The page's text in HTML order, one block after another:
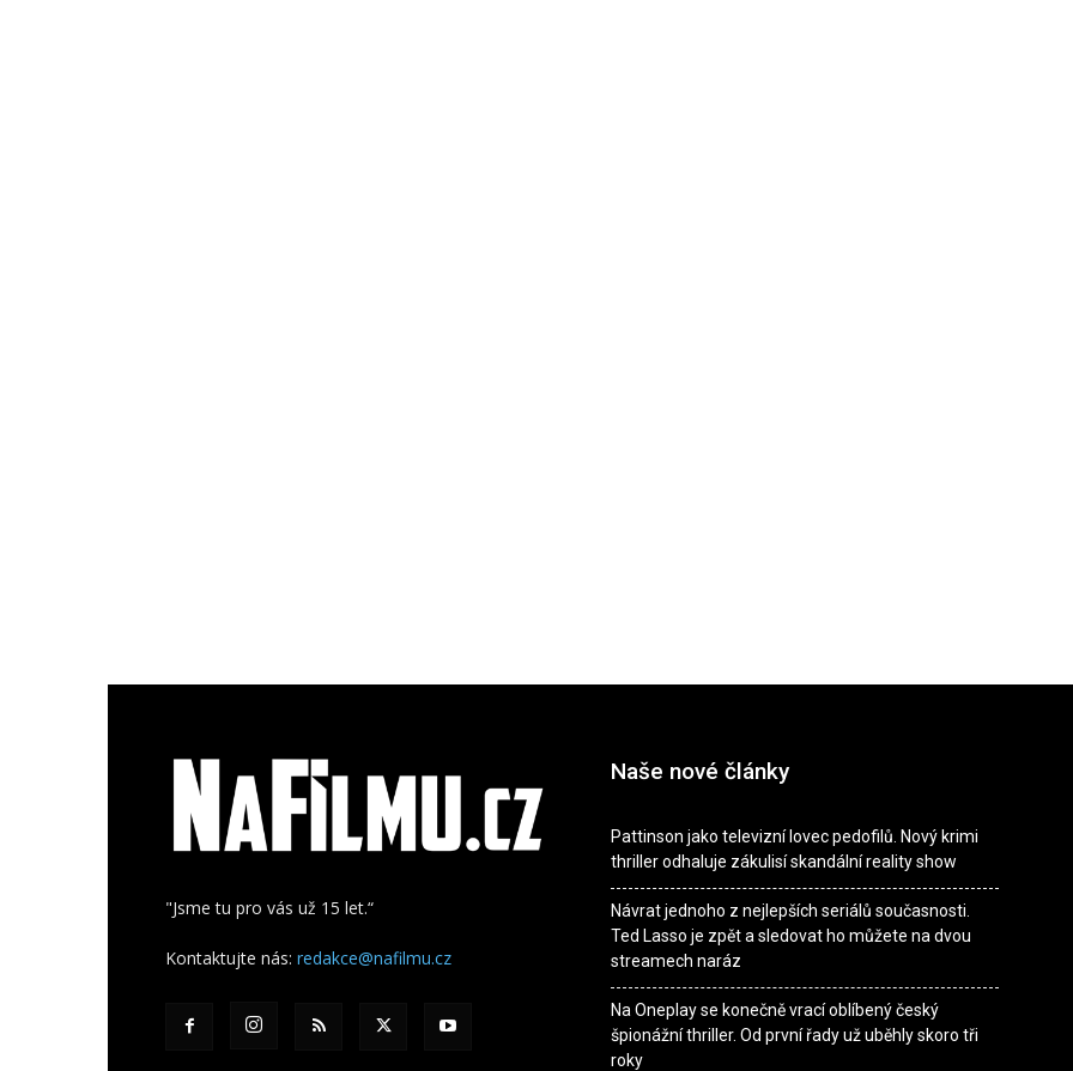
"Jsme tu pro vás už 15 let.“
Kontaktujte nás: redakce@nafilmu.cz
Naše nové články
Pattinson jako televizní lovec pedofilů. Nový krimi
thriller odhaluje zákulisí skandální reality show
Návrat jednoho z nejlepších seriálů současnosti.
Ted Lasso je zpět a sledovat ho můžete na dvou
streamech naráz
Na Oneplay se konečně vrací oblíbený český
špionážní thriller. Od první řady už uběhly skoro tři
roky